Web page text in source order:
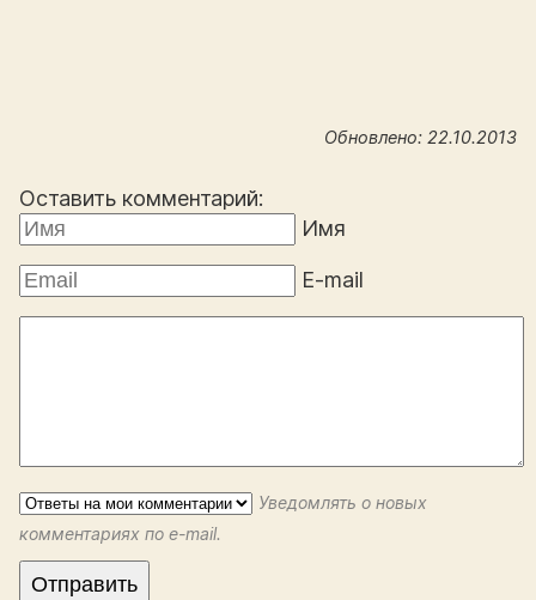
Обновлено: 22.10.2013
Оставить комментарий:
Имя
E-mail
Уведомлять о новых
комментариях по e-mail.